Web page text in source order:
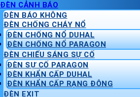
ĐÈN CẢNH BÁO
ĐÈN BÁO KHÔNG
ĐÈN CHỐNG CHÁY NỔ
ĐÈN CHỐNG NỔ DUHAL
ĐÈN CHỐNG NỔ PARAGON
ĐÈN CHIẾU SÁNG SỰ CỐ
ĐÈN SỰ CỐ PARAGON
ĐÈN KHẨN CẤP DUHAL
ĐÈN KHẨN CẤP RẠNG ĐÔNG
ĐÈN EXIT